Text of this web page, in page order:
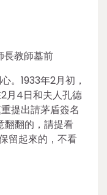
長教師墓前
。1933年2月初，
月4日和夫人孔德
提出請茅盾簽名
翻翻的，請提看
留起來的，不看